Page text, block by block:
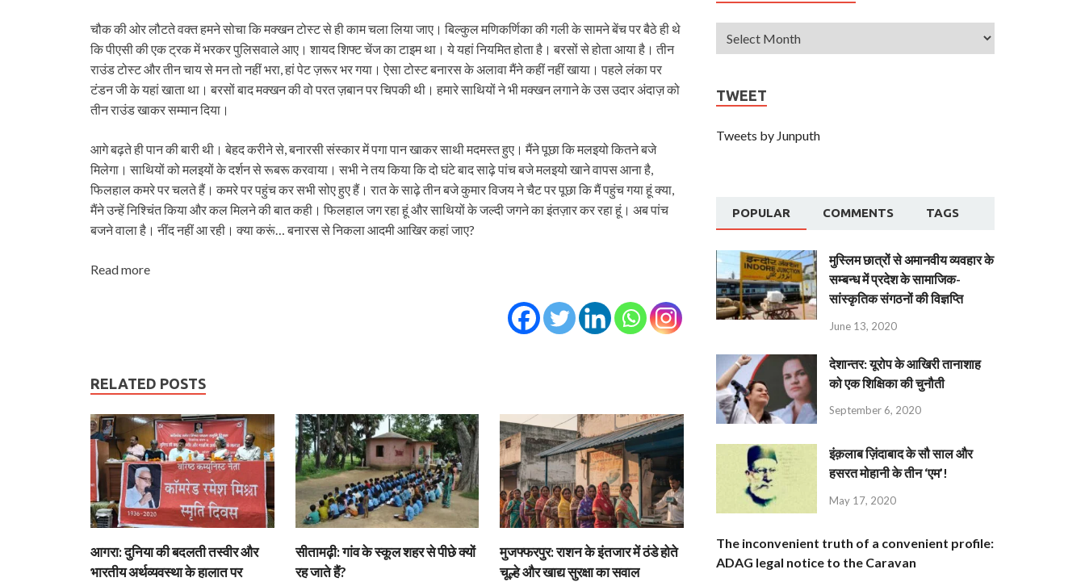
चौक की ओर लौटते वक्‍त हमने सोचा कि मक्‍खन टोस्‍ट से ही काम चला लिया जाए। बिल्‍कुल मणिकर्णिका की गली के सामने बेंच पर बैठे ही थे
कि पीएसी की एक ट्रक में भरकर पुलिसवाले आए। शायद शिफ्ट चेंज का टाइम था। ये यहां नियमित होता है। बरसों से होता आया है। तीन
राउंड टोस्‍ट और तीन चाय से मन तो नहीं भरा, हां पेट ज़रूर भर गया। ऐसा टोस्‍ट बनारस के अलावा मैंने कहीं नहीं खाया। पहले लंका पर
टंडन जी के यहां खाता था। बरसों बाद मक्‍खन की वो परत ज़बान पर चिपकी थी। हमारे साथियों ने भी मक्‍खन लगाने के उस उदार अंदाज़ को
तीन राउंड खाकर सम्‍मान दिया।
आगे बढ़ते ही पान की बारी थी। बेहद करीने से, बनारसी संस्‍कार में पगा पान खाकर साथी मदमस्‍त हुए। मैंने पूछा कि मलइयो कितने बजे
मिलेगा। साथियों को मलइयों के दर्शन से रूबरू करवाया। सभी ने तय किया कि दो घंटे बाद साढ़े पांच बजे मलइयो खाने वापस आना है,
फिलहाल कमरे पर चलते हैं। कमरे पर पहुंच कर सभी सोए हुए हैं। रात के साढ़े तीन बजे कुमार विजय ने चैट पर पूछा कि मैं पहुंच गया हूं क्‍या,
मैंने उन्‍हें निश्चिंत किया और कल मिलने की बात कही। फिलहाल जग रहा हूं और साथियों के जल्‍दी जगने का इंतज़ार कर रहा हूं। अब पांच
बजने वाला है। नींद नहीं आ रही। क्‍या करूं… बनारस से निकला आदमी आखिर कहां जाए?
Read more
RELATED POSTS
आगरा: दुनिया की बदलती तस्वीर और
भारतीय अर्थव्यवस्था के हालात पर
सीतामढ़ी: गांव के स्कूल शहर से पीछे क्यों
रह जाते हैं?
मुजफ्फरपुर: राशन के इंतजार में ठंडे होते
चूल्हे और खाद्य सुरक्षा का सवाल
TWEET
Tweets by Junputh
POPULAR COMMENTS TAGS
मुस्लिम छात्रों से अमानवीय व्यवहार के
सम्बन्ध में प्रदेश के सामाजिक-
सांस्कृतिक संगठनों की विज्ञप्ति
June 13, 2020
देशान्‍तर: यूरोप के आखिरी तानाशाह
को एक शिक्षिका की चुनौती
September 6, 2020
इंक़लाब ज़िंदाबाद के सौ साल और
हसरत मोहानी के तीन ‘एम’!
May 17, 2020
The inconvenient truth of a convenient profile:
ADAG legal notice to the Caravan